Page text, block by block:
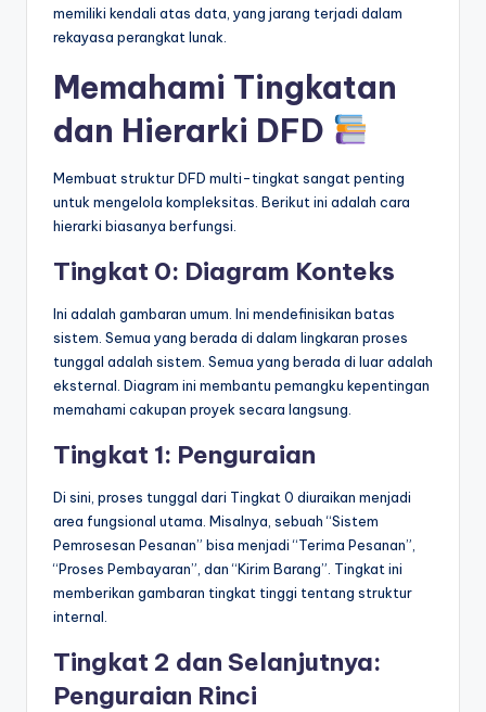
memiliki kendali atas data, yang jarang terjadi dalam
rekayasa perangkat lunak.
Memahami Tingkatan
dan Hierarki DFD
Membuat struktur DFD multi-tingkat sangat penting
untuk mengelola kompleksitas. Berikut ini adalah cara
hierarki biasanya berfungsi.
Tingkat 0: Diagram Konteks
Ini adalah gambaran umum. Ini mendefinisikan batas
sistem. Semua yang berada di dalam lingkaran proses
tunggal adalah sistem. Semua yang berada di luar adalah
eksternal. Diagram ini membantu pemangku kepentingan
memahami cakupan proyek secara langsung.
Tingkat 1: Penguraian
Di sini, proses tunggal dari Tingkat 0 diuraikan menjadi
area fungsional utama. Misalnya, sebuah “Sistem
Pemrosesan Pesanan” bisa menjadi “Terima Pesanan”,
“Proses Pembayaran”, dan “Kirim Barang”. Tingkat ini
memberikan gambaran tingkat tinggi tentang struktur
internal.
Tingkat 2 dan Selanjutnya:
Penguraian Rinci